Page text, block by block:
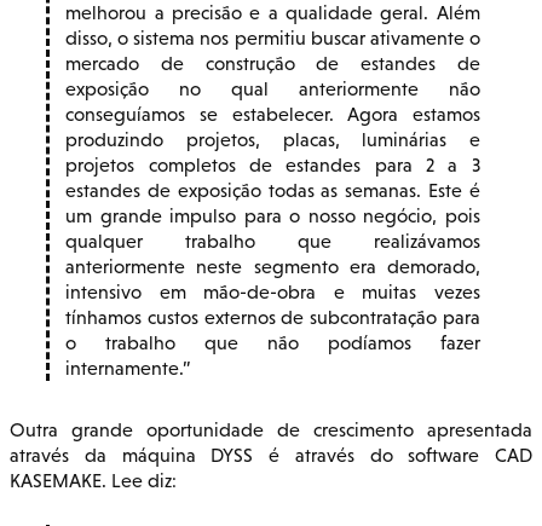
melhorou a precisão e a qualidade geral. Além
disso, o sistema nos permitiu buscar ativamente o
mercado de construção de estandes de
exposição no qual anteriormente não
conseguíamos se estabelecer. Agora estamos
produzindo projetos, placas, luminárias e
projetos completos de estandes para 2 a 3
estandes de exposição todas as semanas. Este é
um grande impulso para o nosso negócio, pois
qualquer trabalho que realizávamos
anteriormente neste segmento era demorado,
intensivo em mão-de-obra e muitas vezes
tínhamos custos externos de subcontratação para
o trabalho que não podíamos fazer
internamente.
Outra grande oportunidade de crescimento apresentada
através da máquina DYSS é através do software CAD
KASEMAKE. Lee diz: